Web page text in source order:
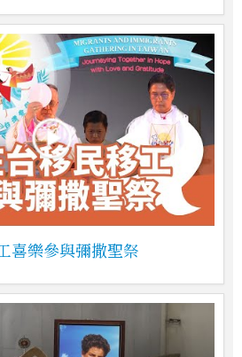
喜樂參與彌撒聖祭